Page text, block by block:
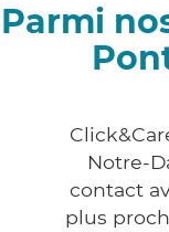
Parmi
Notre-
contact
plus